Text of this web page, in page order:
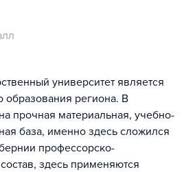
университет является
региона. В
прочная материальная, учебно-
база, именно здесь сложился
профессорско-
здесь применяются